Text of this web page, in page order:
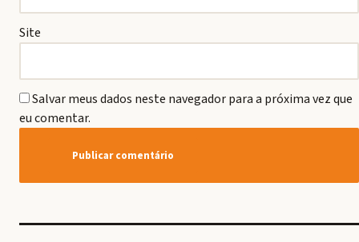
Site
Salvar meus dados neste navegador para a próxima vez que
eu comentar.